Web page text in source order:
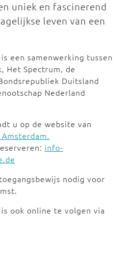
uniek en fascinerend
leven van een
een samenwerking tussen
Het Spectrum, de
Duitsland
Nederland
u op de website van
info-
nodig voor
ook online te volgen via